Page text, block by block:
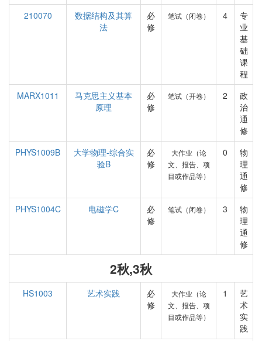
210070
数据结构及其算
法
必
修
笔试（闭卷） 4
专
业
基
础
课
程
MARX1011
马克思主义基本
原理
必
修
笔试（开卷） 2
政
治
通
修
PHYS1009B
大学物理-综合实
验B
必
修
大作业（论
文、报告、项
目或作品等）
0
物
理
通
修
PHYS1004C
电磁学C
必
修
笔试（闭卷） 3
物
理
通
修
2秋,3秋
HS1003 艺术实践
必
修
大作业（论
文、报告、项
目或作品等）
1
艺
术
实
践